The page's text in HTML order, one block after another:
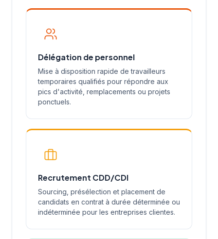
Délégation de personnel
Mise à disposition rapide de travailleurs
temporaires qualifiés pour répondre aux
pics d'activité, remplacements ou projets
ponctuels.
Recrutement CDD/CDI
Sourcing, présélection et placement de
candidats en contrat à durée déterminée ou
indéterminée pour les entreprises clientes.